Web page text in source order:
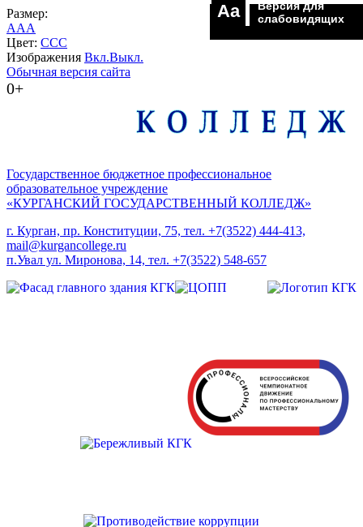
Размер:
AAA
Цвет: CCC
Изображения Вкл.Выкл.
Обычная версия сайта
0+
Aa
Версия для
слабовидящих
Государственное бюджетное профессиональное
образовательное учреждение
«КУРГАНСКИЙ ГОСУДАРСТВЕННЫЙ КОЛЛЕДЖ»
г. Курган, пр. Конституции, 75, тел. +7(3522) 444-413,
mail@kurgancollege.ru
п.Увал ул. Миронова, 14, тел. +7(3522) 548-657